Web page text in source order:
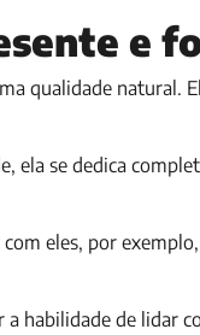
e
qualidade natural.
ela se dedica
eles, por
a habilidade de lidar